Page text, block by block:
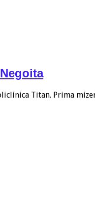
Titan. Prima